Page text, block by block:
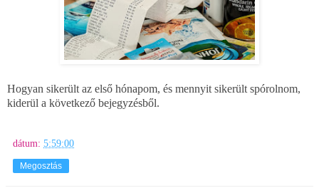
Hogyan sikerült az első hónapom, és mennyit sikerült spórolnom,
kiderül a következő bejegyzésből.
dátum: 5:59:00
Megosztás